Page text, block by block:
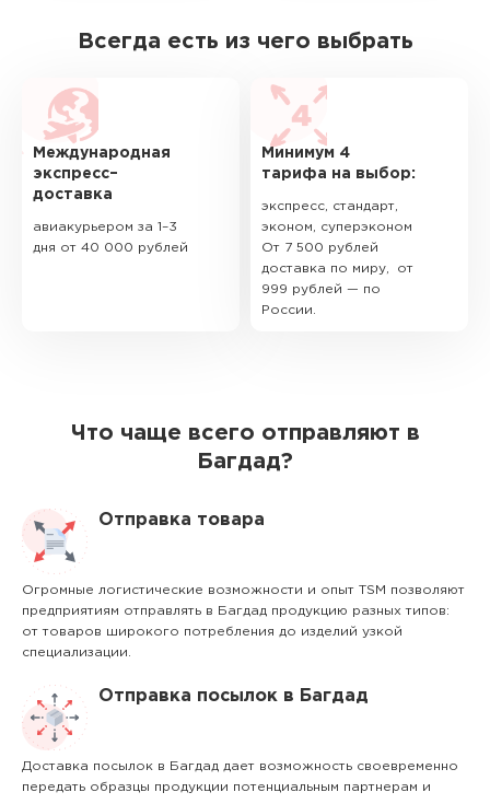
Всегда есть из чего выбрать
Международная
экспресс–
доставка
авиакурьером за 1–3
дня от 40 000 рублей
Минимум 4
тарифа на выбор:
экспресс, стандарт,
эконом, суперэконом
От 7 500 рублей
доставка по миру, от
999 рублей — по
России.
Что чаще всего отправляют в
Багдад?
Отправка товара
Огромные логистические возможности и опыт TSM позволяют
предприятиям отправлять в Багдад продукцию разных типов:
от товаров широкого потребления до изделий узкой
специализации.
Отправка посылок в Багдад
Доставка посылок в Багдад дает возможность своевременно
передать образцы продукции потенциальным партнерам и